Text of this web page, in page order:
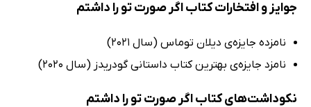
جوایز و افتخارات کتاب اگر صورت تو را داشتم
نامزده جایزه‌ی دیلان توماس (سال 2021)
نامزد جایزه‌ی بهترین کتاب داستانی گودریدز (سال 2020)
نکوداشت‌های کتاب اگر صورت تو را داشتم